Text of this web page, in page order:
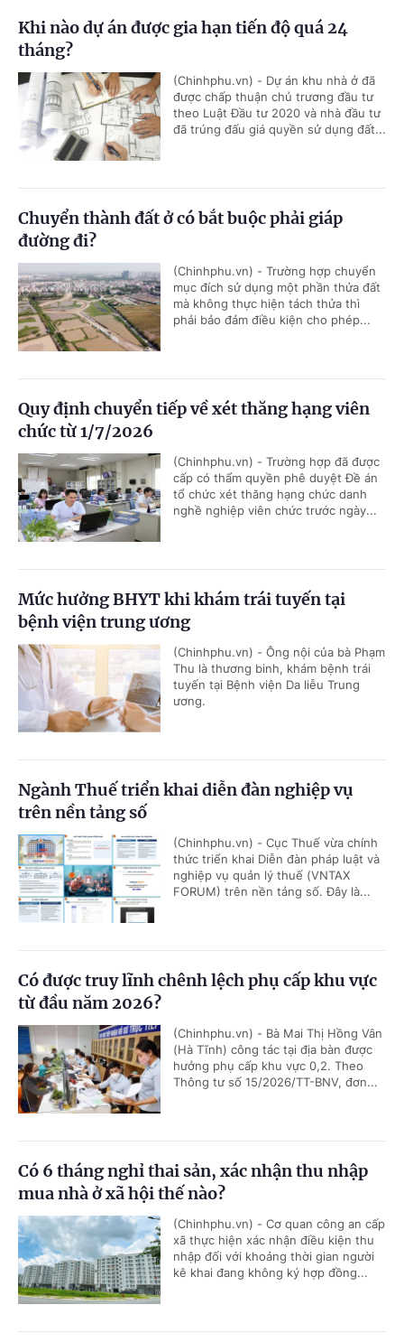
Khi nào dự án được gia hạn tiến độ quá 24
tháng?
(Chinhphu.vn) - Dự án khu nhà ở đã
được chấp thuận chủ trương đầu tư
theo Luật Đầu tư 2020 và nhà đầu tư
đã trúng đấu giá quyền sử dụng đất...
Chuyển thành đất ở có bắt buộc phải giáp
đường đi?
(Chinhphu.vn) - Trường hợp chuyển
mục đích sử dụng một phần thửa đất
mà không thực hiện tách thửa thì
phải bảo đảm điều kiện cho phép...
Quy định chuyển tiếp về xét thăng hạng viên
chức từ 1/7/2026
(Chinhphu.vn) - Trường hợp đã được
cấp có thẩm quyền phê duyệt Đề án
tổ chức xét thăng hạng chức danh
nghề nghiệp viên chức trước ngày...
Mức hưởng BHYT khi khám trái tuyến tại
bệnh viện trung ương
(Chinhphu.vn) - Ông nội của bà Phạm
Thu là thương binh, khám bệnh trái
tuyến tại Bệnh viện Da liễu Trung
ương.
Ngành Thuế triển khai diễn đàn nghiệp vụ
trên nền tảng số
(Chinhphu.vn) - Cục Thuế vừa chính
thức triển khai Diễn đàn pháp luật và
nghiệp vụ quản lý thuế (VNTAX
FORUM) trên nền tảng số. Đây là...
Có được truy lĩnh chênh lệch phụ cấp khu vực
từ đầu năm 2026?
(Chinhphu.vn) - Bà Mai Thị Hồng Vân
(Hà Tĩnh) công tác tại địa bàn được
hưởng phụ cấp khu vực 0,2. Theo
Thông tư số 15/2026/TT-BNV, đơn...
Có 6 tháng nghỉ thai sản, xác nhận thu nhập
mua nhà ở xã hội thế nào?
(Chinhphu.vn) - Cơ quan công an cấp
xã thực hiện xác nhận điều kiện thu
nhập đối với khoảng thời gian người
kê khai đang không ký hợp đồng...